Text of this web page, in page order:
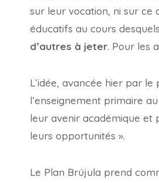
sur leur vocation, ni sur ce
éducatifs au cours
d’autres à jeter. Pour les
L’idée, avancée hier par le
l’enseignement primaire
leur avenir académique et
leurs opportunités ».
Le Plan Brújula prend